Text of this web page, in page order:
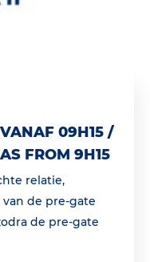
09H15 /
FROM 9H15
relatie,
de pre-gate
de pre-gate